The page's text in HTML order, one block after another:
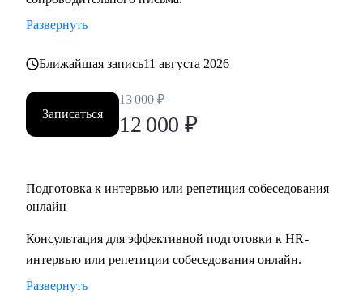
Развернуть
Ближайшая запись11 августа 2026
Записаться
13 000 ₽
12 000 ₽
Подготовка к интервью или репетиция собеседования
онлайн
Консультация для эффективной подготовки к HR-
интервью или репетиции собеседования онлайн.
Развернуть